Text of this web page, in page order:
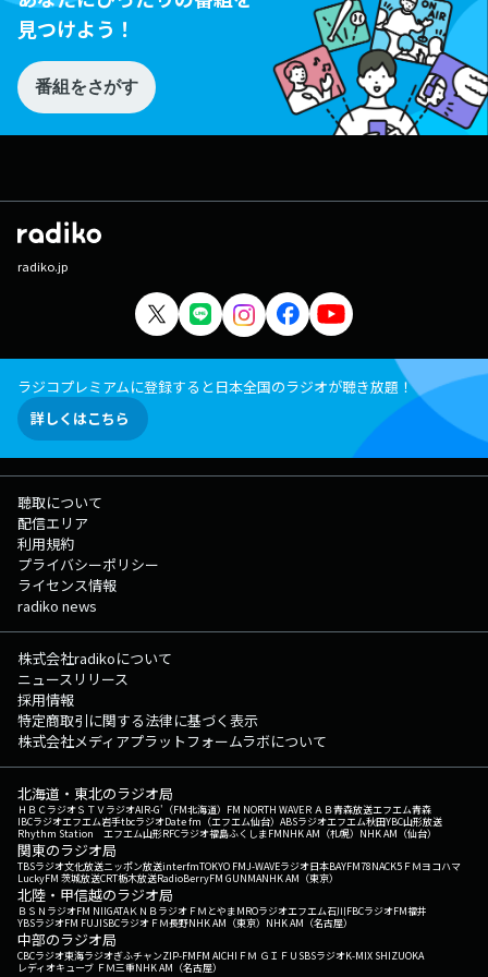
見つけよう！
番組をさがす
radiko.jp
ラジコプレミアムに登録すると日本全国のラジオが聴き放題！
詳しくはこちら
聴取について
配信エリア
利用規約
プライバシーポリシー
ライセンス情報
radiko news
株式会社radikoについて
ニュースリリース
採用情報
特定商取引に関する法律に基づく表示
株式会社メディアプラットフォームラボについて
北海道・東北のラジオ局
ＨＢＣラジオＳＴＶラジオAIR-G'（FM北海道） FM NORTH WAVEＲＡＢ青森放送エフエム青森
IBCラジオエフエム岩手tbcラジオDate fm（エフエム仙台） ABSラジオエフエム秋田YBC山形放送
Rhythm Station エフエム山形RFCラジオ福島ふくしまFMNHK AM（札幌） NHK AM（仙台）
関東のラジオ局
TBSラジオ文化放送ニッポン放送interfmTOKYO FMJ-WAVEラジオ日本BAYFM78NACK5 ＦＭヨコハマ
LuckyFM 茨城放送CRT栃木放送RadioBerryFM GUNMANHK AM（東京）
北陸・甲信越のラジオ局
ＢＳＮラジオFM NIIGATAＫＮＢラジオ ＦＭとやまMROラジオエフエム石川FBCラジオFM福井
YBSラジオFM FUJISBCラジオ ＦＭ長野NHK AM（東京） NHK AM（名古屋）
中部のラジオ局
CBCラジオ東海ラジオぎふチャンZIP-FMFM AICHI ＦＭ ＧＩＦＵ SBSラジオK-MIX SHIZUOKA
レディオキューブ ＦＭ三重NHK AM（名古屋）